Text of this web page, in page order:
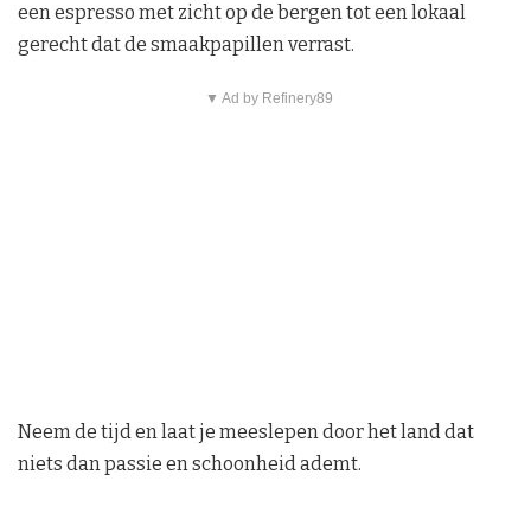
een espresso met zicht op de bergen tot een lokaal
gerecht dat de smaakpapillen verrast.
▼ Ad by Refinery89
Neem de tijd en laat je meeslepen door het land dat
niets dan passie en schoonheid ademt.